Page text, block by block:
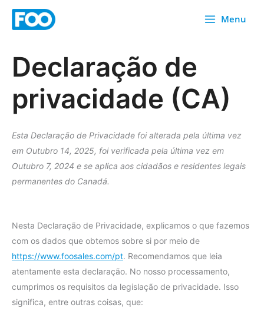
Saltar
conteúdo
Menu
Declaração de
privacidade (CA)
Esta Declaração de Privacidade foi alterada pela última vez
em Outubro 14, 2025, foi verificada pela última vez em
Outubro 7, 2024 e se aplica aos cidadãos e residentes legais
permanentes do Canadá.
Nesta Declaração de Privacidade, explicamos o que fazemos
com os dados que obtemos sobre si por meio de
https://www.foosales.com/pt. Recomendamos que leia
atentamente esta declaração. No nosso processamento,
cumprimos os requisitos da legislação de privacidade. Isso
significa, entre outras coisas, que: